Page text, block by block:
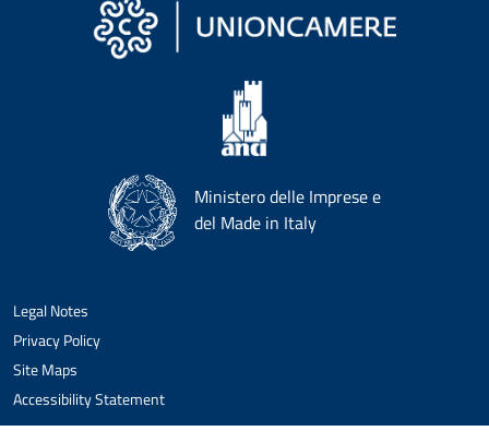
Ministero delle Imprese e
del Made in Italy
Legal Notes
Privacy Policy
Site Maps
Accessibility Statement